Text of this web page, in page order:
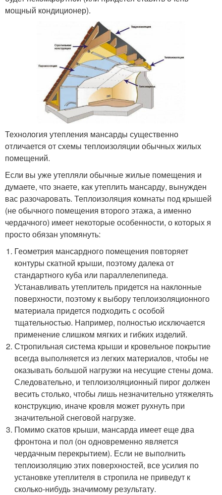
мощный кондиционер).
Технология утепления мансарды существенно
отличается от схемы теплоизоляции обычных жилых
помещений.
Если вы уже утепляли обычные жилые помещения и
думаете, что знаете, как утеплить мансарду, вынужден
вас разочаровать. Теплоизоляция комнаты под крышей
(не обычного помещения второго этажа, а именно
чердачного) имеет некоторые особенности, о которых я
просто обязан упомянуть:
Геометрия мансардного помещения повторяет
контуры скатной крыши, поэтому далека от
стандартного куба или параллелепипеда.
Устанавливать утеплитель придется на наклонные
поверхности, поэтому к выбору теплоизоляционного
материала придется подходить с особой
тщательностью. Например, полностью исключается
применение слишком мягких и гибких изделий.
Стропильная система крыши и кровельное покрытие
всегда выполняется из легких материалов, чтобы не
оказывать большой нагрузки на несущие стены дома.
Следовательно, и теплоизоляционный пирог должен
весить столько, чтобы лишь незначительно утяжелять
конструкцию, иначе кровля может рухнуть при
значительной снеговой нагрузке.
Помимо скатов крыши, мансарда имеет еще два
фронтона и пол (он одновременно является
чердачным перекрытием). Если не выполнить
теплоизоляцию этих поверхностей, все усилия по
установке утеплителя в стропила не приведут к
сколько-нибудь значимому результату.